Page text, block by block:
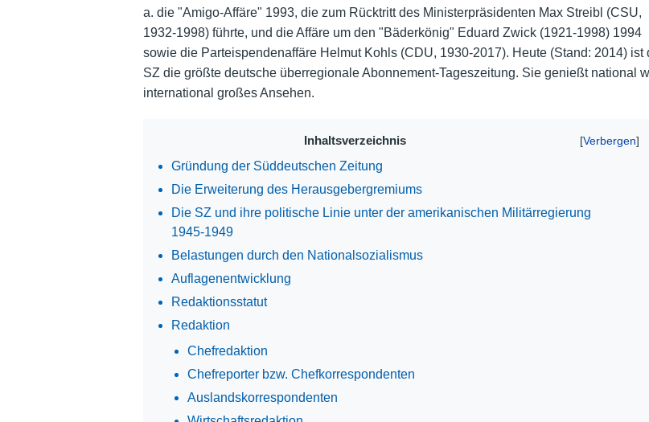
a. die "Amigo-Affäre" 1993, die zum Rücktritt des Ministerpräsidenten Max Streibl (CSU,
1932-1998) führte, und die Affäre um den "Bäderkönig" Eduard Zwick (1921-1998) 1994
sowie die Parteispendenaffäre Helmut Kohls (CDU, 1930-2017). Heute (Stand: 2014) ist
SZ die größte deutsche überregionale Abonnement-Tageszeitung. Sie genießt national
international großes Ansehen.
Inhaltsverzeichnis
Gründung der Süddeutschen Zeitung
Die Erweiterung des Herausgebergremiums
Die SZ und ihre politische Linie unter der amerikanischen Militärregierung
1945-1949
Belastungen durch den Nationalsozialismus
Auflagenentwicklung
Redaktionsstatut
Redaktion
Chefredaktion
Chefreporter bzw. Chefkorrespondenten
Auslandskorrespondenten